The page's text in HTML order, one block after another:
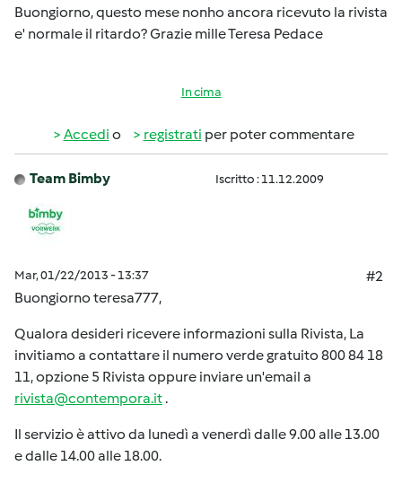
Buongiorno, questo mese nonho ancora ricevuto la rivista
e' normale il ritardo? Grazie mille Teresa Pedace
In cima
Accedi o registrati per poter commentare
Team Bimby Iscritto : 11.12.2009
Mar, 01/22/2013 - 13:37
#2
Buongiorno teresa777,
Qualora desideri ricevere informazioni sulla Rivista, La
invitiamo a contattare il numero verde gratuito 800 84 18
11, opzione 5 Rivista oppure inviare un'email a
rivista@contempora.it.
Il servizio è attivo da lunedì a venerdì dalle 9.00 alle 13.00
e dalle 14.00 alle 18.00.